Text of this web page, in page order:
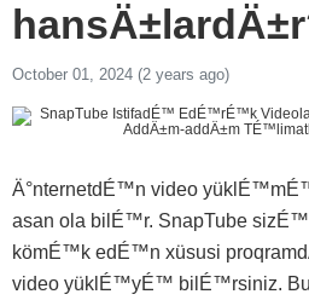
October 01, 2024 (2 years ago)
Ä°nternetdÉ™n video
asan ola bilÉ™r. SnapTube
kömÉ™k edÉ™n xüsusi
video yüklÉ™yÉ™ bilÉ™rsiniz.